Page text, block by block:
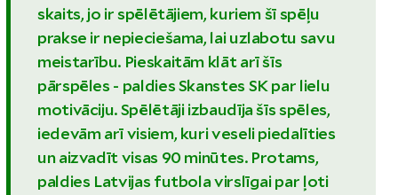
skaits, jo ir spēlētājiem, kuriem šī spēļu
prakse ir nepieciešama, lai uzlabotu savu
meistarību. Pieskaitām klāt arī šīs
pārspēles - paldies Skanstes SK par lielu
motivāciju. Spēlētāji izbaudīja šīs spēles,
iedevām arī visiem, kuri veseli piedalīties
un aizvadīt visas 90 minūtes. Protams,
paldies Latvijas futbola virslīgai par ļoti